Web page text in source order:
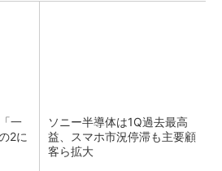
一
2に
ソニー半導体は1Q過去最高
益、スマホ市況停滞も主要顧
客ら拡大